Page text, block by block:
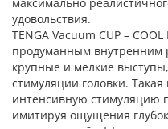
удовольствия.
TENGA Vacuum CUP –
продуманным внутренним
крупные и мелкие
стимуляции головки.
интенсивную стимуляцию
имитируя ощущения